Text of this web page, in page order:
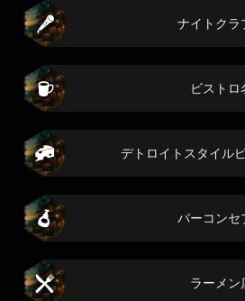
ナイトクラ
ビストロ
デトロイトスタイル
バーコンセ
ラーメン